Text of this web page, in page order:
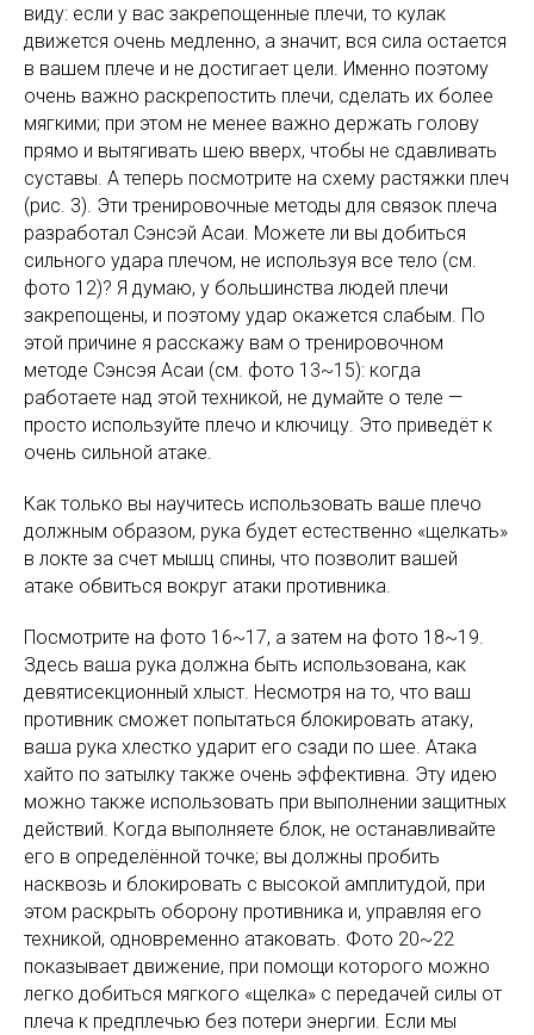
виду: если у вас закрепощенные плечи, то кулак
движется очень медленно, а значит, вся сила остается
в вашем плече и не достигает цели. Именно поэтому
очень важно раскрепостить плечи, сделать их более
мягкими; при этом не менее важно держать голову
прямо и вытягивать шею вверх, чтобы не сдавливать
суставы. А теперь посмотрите на схему растяжки плеч
(рис. 3). Эти тренировочные методы для связок плеча
разработал Сэнсэй Асаи. Можете ли вы добиться
сильного удара плечом, не используя все тело (см.
фото 12)? Я думаю, у большинства людей плечи
закрепощены, и поэтому удар окажется слабым. По
этой причине я расскажу вам о тренировочном
методе Сэнсэя Асаи (см. фото 13~15): когда
работаете над этой техникой, не думайте о теле —
просто используйте плечо и ключицу. Это приведёт к
очень сильной атаке.
Как только вы научитесь использовать ваше плечо
должным образом, рука будет естественно «щелкать»
в локте за счет мышц спины, что позволит вашей
атаке обвиться вокруг атаки противника.
Посмотрите на фото 16~17, а затем на фото 18~19.
Здесь ваша рука должна быть использована, как
девятисекционный хлыст. Несмотря на то, что ваш
противник сможет попытаться блокировать атаку,
ваша рука хлестко ударит его сзади по шее. Атака
хайто по затылку также очень эффективна. Эту идею
можно также использовать при выполнении защитных
действий. Когда выполняете блок, не останавливайте
его в определённой точке; вы должны пробить
насквозь и блокировать с высокой амплитудой, при
этом раскрыть оборону противника и, управляя его
техникой, одновременно атаковать. Фото 20~22
показывает движение, при помощи которого можно
легко добиться мягкого «щелка» с передачей силы от
плеча к предплечью без потери энергии. Если мы